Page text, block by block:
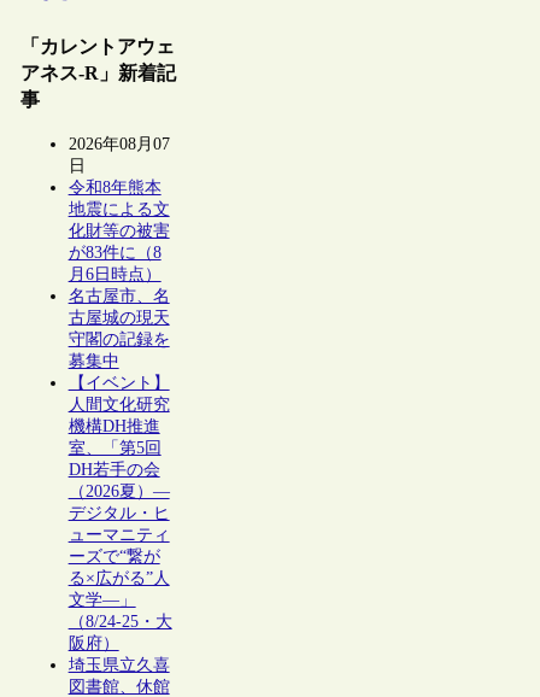
「カレントアウェ
アネス-R」新着記
事
2026年08月07
日
令和8年熊本
地震による文
化財等の被害
が83件に（8
月6日時点）
名古屋市、名
古屋城の現天
守閣の記録を
募集中
【イベント】
人間文化研究
機構DH推進
室、「第5回
DH若手の会
（2026夏）―
デジタル・ヒ
ューマニティ
ーズで“繋が
る×広がる”人
文学―」
（8/24-25・大
阪府）
埼玉県立久喜
図書館、休館